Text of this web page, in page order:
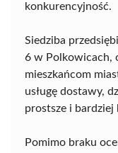
konkurencyjność.
Siedziba
6 w Polkowicach,
mieszkańcom
usługę dostawy,
prostsze i
Pomimo braku